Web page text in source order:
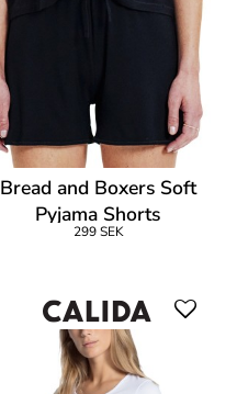
Bread and Boxers Soft
Pyjama Shorts
299 SEK